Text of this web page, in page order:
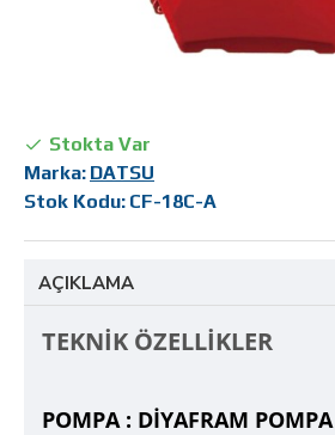
Stokta Var
Marka: DATSU
Stok Kodu: CF-18C-A
AÇIKLAMA
TEKNİK ÖZELLİKLER
POMPA : DİYAFRAM POMPA